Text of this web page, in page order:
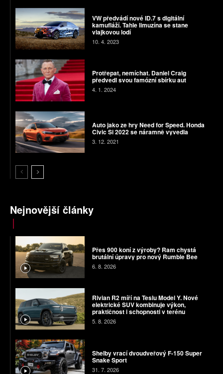
VW předvádí nové ID.7 s digitální
kamufláží. Tahle limuzína se stane
vlajkovou lodí
10. 4. 2023
Protřepat, nemíchat. Daniel Craig
předvedl svou famózní sbírku aut
4. 1. 2024
Auto jako ze hry Need for Speed. Honda
Civic Si 2022 se náramně vyvedla
3. 12. 2021
Nejnovější články
Přes 900 koní z výroby? Ram chystá
brutální úpravy pro nový Rumble Bee
6. 8. 2026
Rivian R2 míří na Teslu Model Y. Nové
elektrické SUV kombinuje výkon,
praktičnost i schopnosti v terénu
5. 8. 2026
Shelby vrací dvoudveřový F-150 Super
Snake Sport
31. 7. 2026